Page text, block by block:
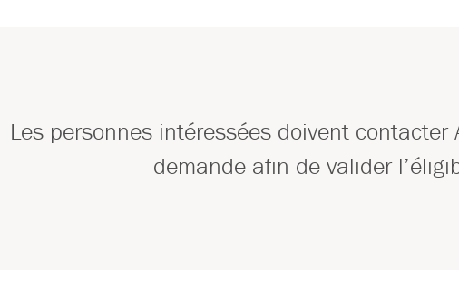
Les personnes intéressées doivent
demande afin de valider